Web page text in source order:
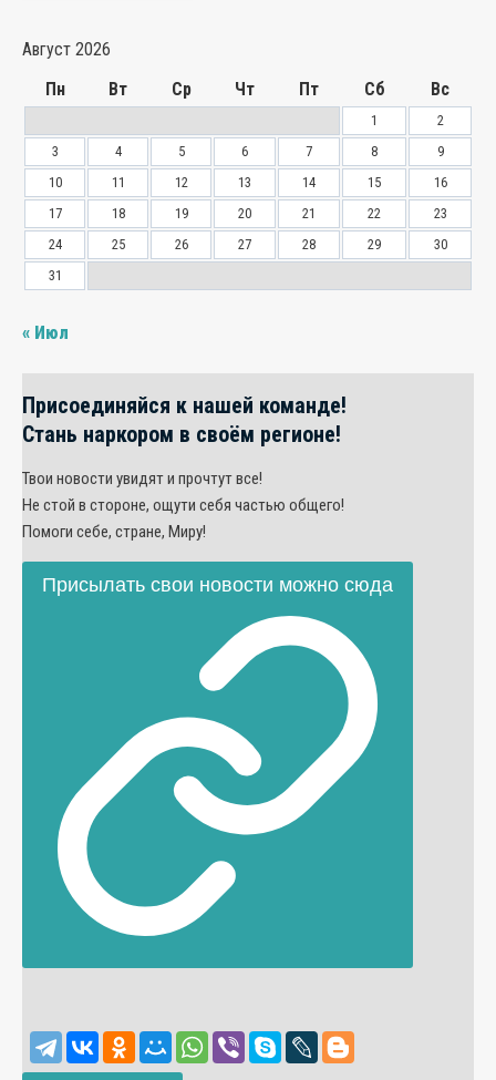
Август 2026
Пн
Вт Ср Чт Пт Сб Вс
1
2
3
4 5 6 7 8
9
10
11 12 13 14 15
16
17
18 19 20 21 22
23
24
25 26 27 28 29
30
31
« Июл
Присоединяйся к нашей команде!
Стань наркором в своём регионе!
Твои новости увидят и прочтут все!
Не стой в стороне, ощути себя частью общего!
Помоги себе, стране, Миру!
Присылать свои новости можно сюда